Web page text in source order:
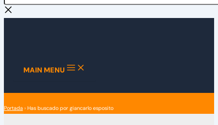
MAIN MENU
Portada › Has buscado por giancarlo esposito